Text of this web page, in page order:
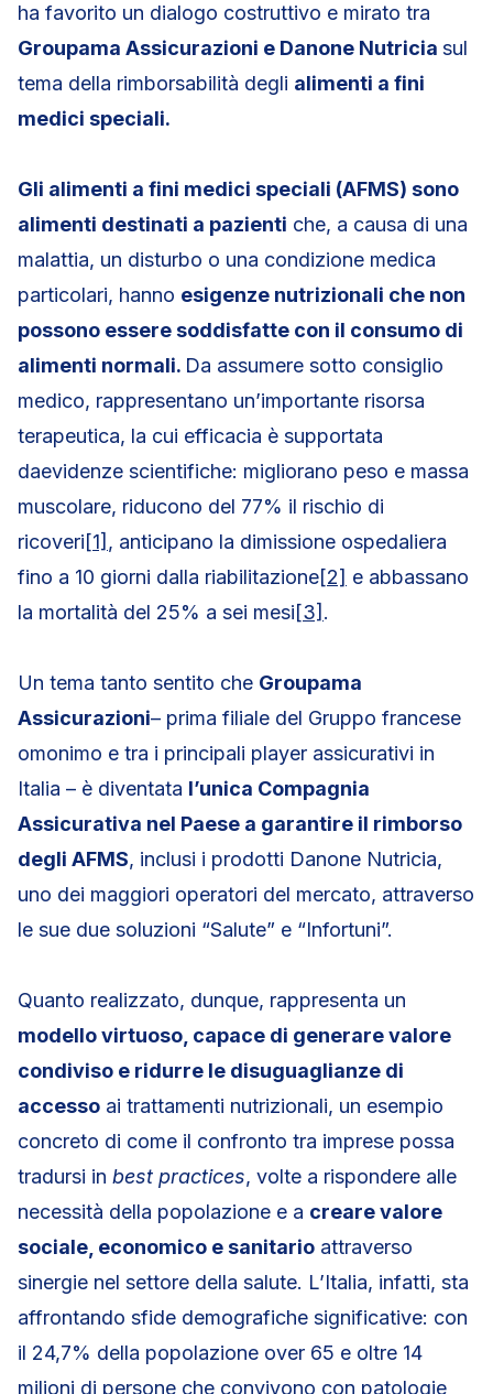
ha favorito un dialogo costruttivo e mirato tra
Groupama Assicurazioni e Danone Nutricia sul
tema della rimborsabilità degli alimenti a fini
medici speciali.
Gli alimenti a fini medici speciali (AFMS) sono
alimenti destinati a pazienti che, a causa di una
malattia, un disturbo o una condizione medica
particolari, hanno esigenze nutrizionali che non
possono essere soddisfatte con il consumo di
alimenti normali. Da assumere sotto consiglio
medico, rappresentano un’importante risorsa
terapeutica, la cui efficacia è supportata
daevidenze scientifiche: migliorano peso e massa
muscolare, riducono del 77% il rischio di
ricoveri[1] , anticipano la dimissione ospedaliera
fino a 10 giorni dalla riabilitazione[2] e abbassano
la mortalità del 25% a sei mesi[3] .
Un tema tanto sentito che Groupama
Assicurazioni– prima filiale del Gruppo francese
omonimo e tra i principali player assicurativi in
Italia – è diventata l’unica Compagnia
Assicurativa nel Paese a garantire il rimborso
degli AFMS, inclusi i prodotti Danone Nutricia,
uno dei maggiori operatori del mercato, attraverso
le sue due soluzioni “Salute” e “Infortuni”.
Quanto realizzato, dunque, rappresenta un
modello virtuoso, capace di generare valore
condiviso e ridurre le disuguaglianze di
accesso ai trattamenti nutrizionali, un esempio
concreto di come il confronto tra imprese possa
tradursi in best practices, volte a rispondere alle
necessità della popolazione e a creare valore
sociale, economico e sanitario attraverso
sinergie nel settore della salute. L’Italia, infatti, sta
affrontando sfide demografiche significative: con
il 24,7% della popolazione over 65 e oltre 14
milioni di persone che convivono con patologie